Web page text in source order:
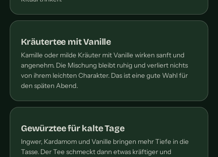
Kräutertee mit Vanille
Kamille oder milde Kräuter mit Vanille wirken sanft und
angenehm. Die Mischung bleibt ruhig und verliert nichts
von ihrem leichten Charakter. Das ist eine gute Wahl für
den späten Abend.
Gewürztee für kalte Tage
Ingwer, Kardamom und Vanille bringen mehr Tiefe in die
Tasse. Der Tee schmeckt dann etwas kräftiger und